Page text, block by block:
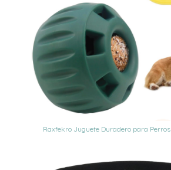
Raxfekro Juguete Duradero para Perros